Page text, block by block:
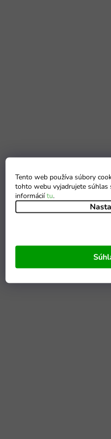
Tento web používa súbory
tohto webu vyjadrujete súhlas
informáciítu.